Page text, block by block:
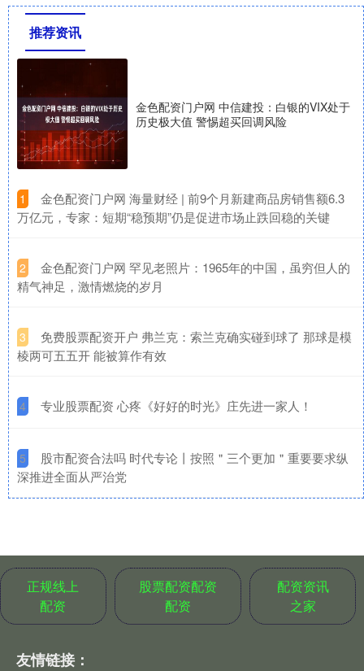
推荐资讯
金色配资门户网 中信建投：白银的VIX处于
历史极大值 警惕超买回调风险
1
​金色配资门户网 海量财经 | 前9个月新建商品房销售额6.3
万亿元，专家：短期“稳预期”仍是促进市场止跌回稳的关键
2
​金色配资门户网 罕见老照片：1965年的中国，虽穷但人的
精气神足，激情燃烧的岁月
3
​免费股票配资开户 弗兰克：索兰克确实碰到球了 那球是模
棱两可五五开 能被算作有效
4 ​专业股票配资 心疼《好好的时光》庄先进一家人！
5
​股市配资合法吗 时代专论丨按照＂三个更加＂重要要求纵
深推进全面从严治党
正规线上
配资
股票配资配资
配资
配资资讯
之家
友情链接：